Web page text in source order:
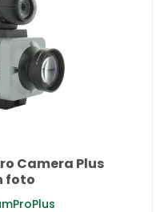
Camera Plus
foto